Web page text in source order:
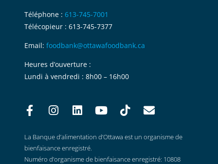
Téléphone : 613-745-7001
Télécopieur : 613-745-7377
Email: foodbank@ottawafoodbank.ca
Heures d’ouverture :
Lundi à vendredi : 8h00 – 16h00
La Banque d’alimentation d’Ottawa est un organisme de
bienfaisance enregistré.
Numéro d’organisme de bienfaisance enregistré: 10808